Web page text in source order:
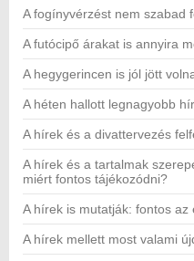
A fogínyvérzést nem szabad
A futócipő árakat is annyira
A hegygerincen is jól jött
A héten hallott legnagyobb
A hírek és a divattervezés
A hírek és a tartalmak
miért fontos tájékozódni?
A hírek is mutatják: fontos az
A hírek mellett most valami